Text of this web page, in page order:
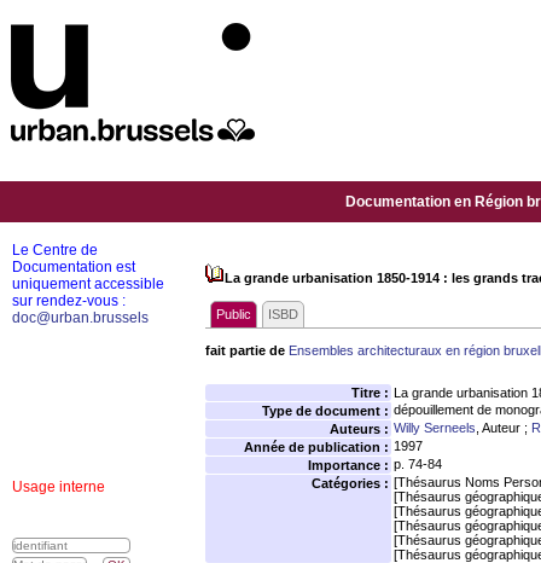
Documentation en Région
La grande urbanisation 1850-1914 : les grands
Public ISBD
fait partie de Ensembles architecturaux en région
Titre : La grande urbanisation
Type de document : dépouillement de
Auteurs : Willy Serneels , Auteur ;
Année de publication : 1997
Importance : p. 74-84
Catégories : [Thésaurus Noms
[Thésaurus
[Thésaurus
[Thésaurus
[Thésaurus
[Thésaurus
Le Centre de
Documentation est
uniquement accessible
sur rendez-vous :
doc@urban.brussels
Usage interne